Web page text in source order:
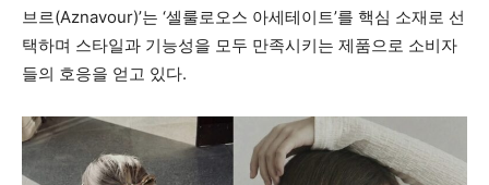
브르(Aznavour)’는 ‘셀룰로오스 아세테이트’를 핵심 소재로 선
택하며 스타일과 기능성을 모두 만족시키는 제품으로 소비자
들의 호응을 얻고 있다.